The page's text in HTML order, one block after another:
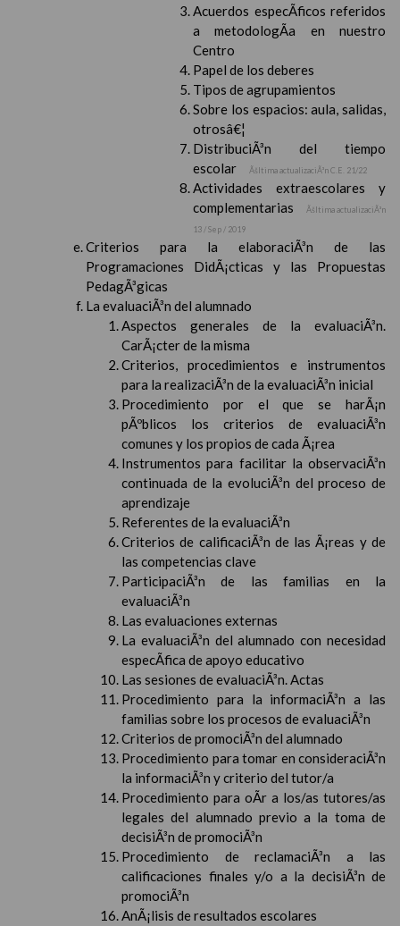
Acuerdos especÃ­ficos referidos
a metodologÃ­a en nuestro
Centro
Papel de los deberes
Tipos de agrupamientos
Sobre los espacios: aula, salidas,
otrosâ€¦
DistribuciÃ³n del tiempo
escolar
Ãšltima actualizaciÃ³n C.E. 21/22
Actividades extraescolares y
complementarias
Ãšltima actualizaciÃ³n
13 / Sep / 2019
Criterios para la elaboraciÃ³n de las
Programaciones DidÃ¡cticas y las Propuestas
PedagÃ³gicas
La evaluaciÃ³n del alumnado
Aspectos generales de la evaluaciÃ³n.
CarÃ¡cter de la misma
Criterios, procedimientos e instrumentos
para la realizaciÃ³n de la evaluaciÃ³n inicial
Procedimiento por el que se harÃ¡n
pÃºblicos los criterios de evaluaciÃ³n
comunes y los propios de cada Ã¡rea
Instrumentos para facilitar la observaciÃ³n
continuada de la evoluciÃ³n del proceso de
aprendizaje
Referentes de la evaluaciÃ³n
Criterios de calificaciÃ³n de las Ã¡reas y de
las competencias clave
ParticipaciÃ³n de las familias en la
evaluaciÃ³n
Las evaluaciones externas
La evaluaciÃ³n del alumnado con necesidad
especÃ­fica de apoyo educativo
Las sesiones de evaluaciÃ³n. Actas
Procedimiento para la informaciÃ³n a las
familias sobre los procesos de evaluaciÃ³n
Criterios de promociÃ³n del alumnado
Procedimiento para tomar en consideraciÃ³n
la informaciÃ³n y criterio del tutor/a
Procedimiento para oÃ­r a los/as tutores/as
legales del alumnado previo a la toma de
decisiÃ³n de promociÃ³n
Procedimiento de reclamaciÃ³n a las
calificaciones finales y/o a la decisiÃ³n de
promociÃ³n
AnÃ¡lisis de resultados escolares